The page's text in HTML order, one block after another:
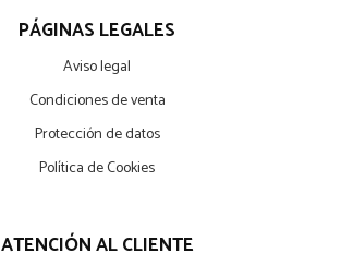
PÁGINAS LEGALES
Aviso legal
Condiciones de venta
Protección de datos
Política de Cookies
ATENCIÓN AL CLIENTE